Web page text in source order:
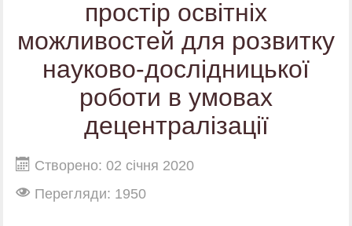
простір освітніх
можливостей для розвитку
науково-дослідницької
роботи в умовах
децентралізації
Створено: 02 січня 2020
Перегляди: 1950